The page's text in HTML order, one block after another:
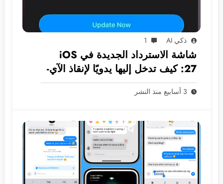
ذكي AI 1
شاشة الاسترداد الجديدة في iOS
27: كيف تدخل إليها يدويًا لإنقاذ الآي-
فون دون كمبيوتر؟
3 أسابيع منذ النشر